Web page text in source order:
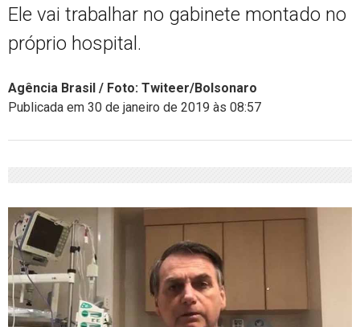
Ele vai trabalhar no gabinete montado no
próprio hospital.
Agência Brasil / Foto: Twiteer/Bolsonaro
Publicada em 30 de janeiro de 2019 às 08:57